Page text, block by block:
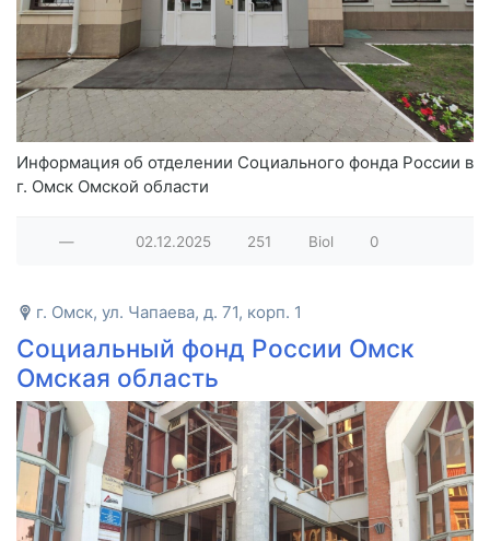
Информация об отделении Социального фонда России в
г. Омск Омской области
— 02.12.2025 251 Biol 0
г. Омск, ул. Чапаева, д. 71, корп. 1
Социальный фонд России Омск
Омская область